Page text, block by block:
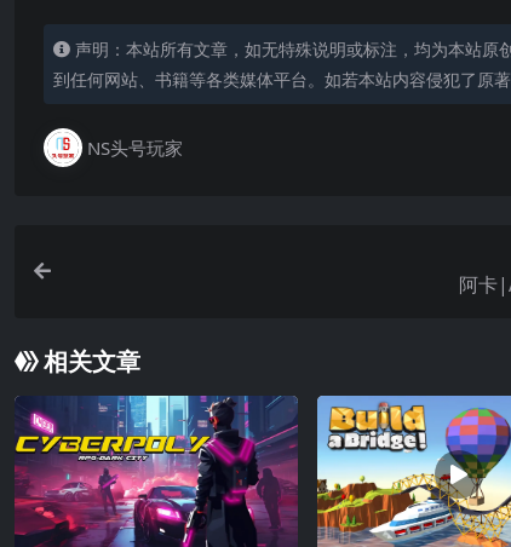
声明：本站所有文章，如无特殊说明或标注，均为本站
到任何网站、书籍等各类媒体平台。如若本站内容侵犯了原
NS头号玩家
阿卡
相关文章